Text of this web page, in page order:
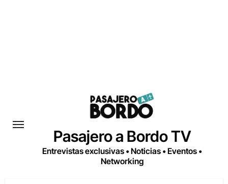
Pasajero a Bordo TV
Entrevistas exclusivas • Noticias • Eventos •
Networking